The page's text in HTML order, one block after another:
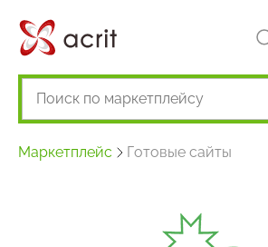
Маркетплейс Готовые сайты